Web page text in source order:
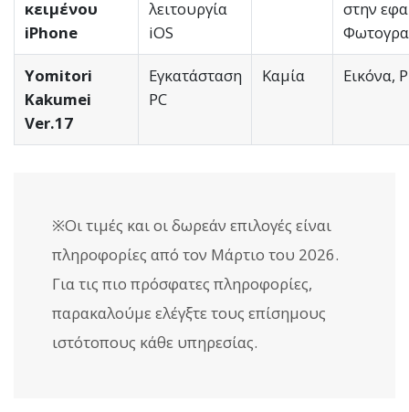
κειμένου
iPhone
λειτουργία
iOS
στην
Yomitori
Kakumei
Ver.17
Εγκατάσταση
PC
Καμία Εικόνα,
※Οι τιμές και οι δωρεάν επιλογές είναι
πληροφορίες από τον Μάρτιο του 2026.
Για τις πιο πρόσφατες πληροφορίες,
παρακαλούμε ελέγξτε τους επίσημους
ιστότοπους κάθε υπηρεσίας.